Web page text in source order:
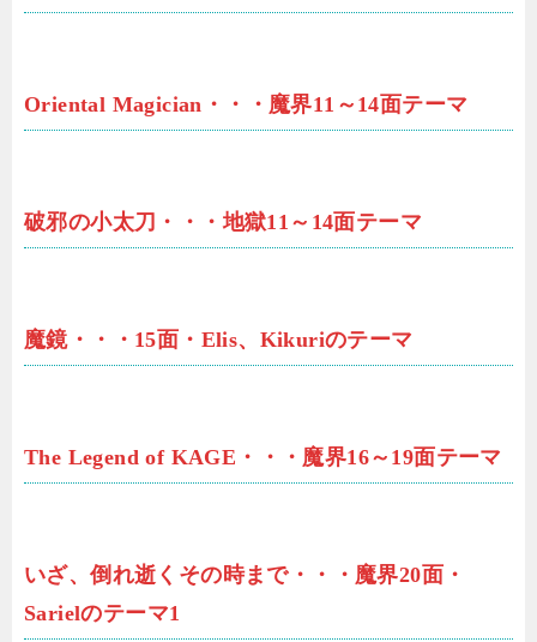
Oriental Magician・・・魔界11～14面テーマ
破邪の小太刀・・・地獄11～14面テーマ
魔鏡・・・15面・Elis、Kikuriのテーマ
The Legend of KAGE・・・魔界16～19面テーマ
いざ、倒れ逝くその時まで・・・魔界20面・
Sarielのテーマ1